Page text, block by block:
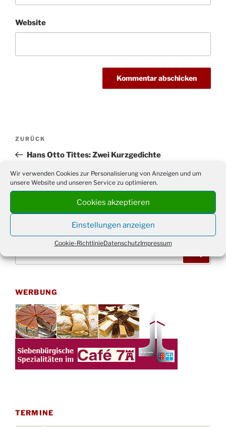
Wir verwenden Cookies zur Personalisierung von Anzeigen und um
unsere Website und unseren Service zu optimieren.
Cookies akzeptieren
Einstellungen anzeigen
Cookie-RichtlinieDatenschutzImpressum
Website
Beitragsnavigation
Vorheriger
Beitrag
ZURÜCK
Hans Otto Tittes: Zwei Kurzgedichte
Nächster
Beitrag
WEITER
Adventsausstellung
nach:
WERBUNG
TERMINE